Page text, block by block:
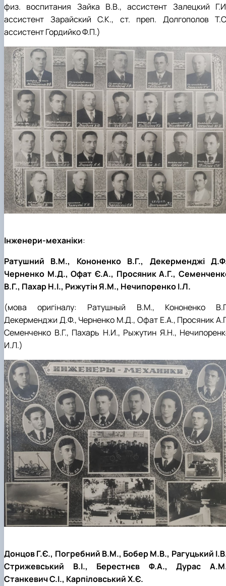
физ. воспитания Зайка В.В., ассистент Залецкий
ассистент Зарайский С.К., ст. преп. Долгополов
ассистент Гордийко Ф.П.)
Інженери-механіки:
Ратушний В.М., Кононенко В.Г., Декерменджі
Черненко М.Д., Офат Є.А., Просяник А.Г.,
В.Г., Пахар Н.І., Рижутін Я.М., Нечипоренко І.Л.
(мова оригіналу: Ратушный В.М., Кононенко
Декерменджи Д.Ф., Черненко М.Д., Офат Е.А., Просяник
Семенченко В.Г., Пахарь Н.И., Рыжутин Я.Н.,
И.Л.)
Донцов Г.Є., Погребний В.М., Бобер М.В., Рагуцький
Стрижевський В.І., Берестнєв Ф.А., Дурас
Станкевич С.І., Карпіловський Х.Є.